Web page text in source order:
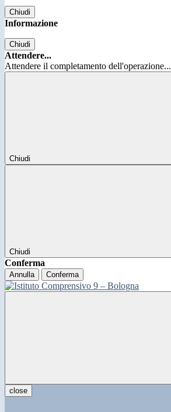
Chiudi
Informazione
Chiudi
Attendere...
Attendere il completamento dell'operazione...
Chiudi
Chiudi
Conferma
Annulla Conferma
close